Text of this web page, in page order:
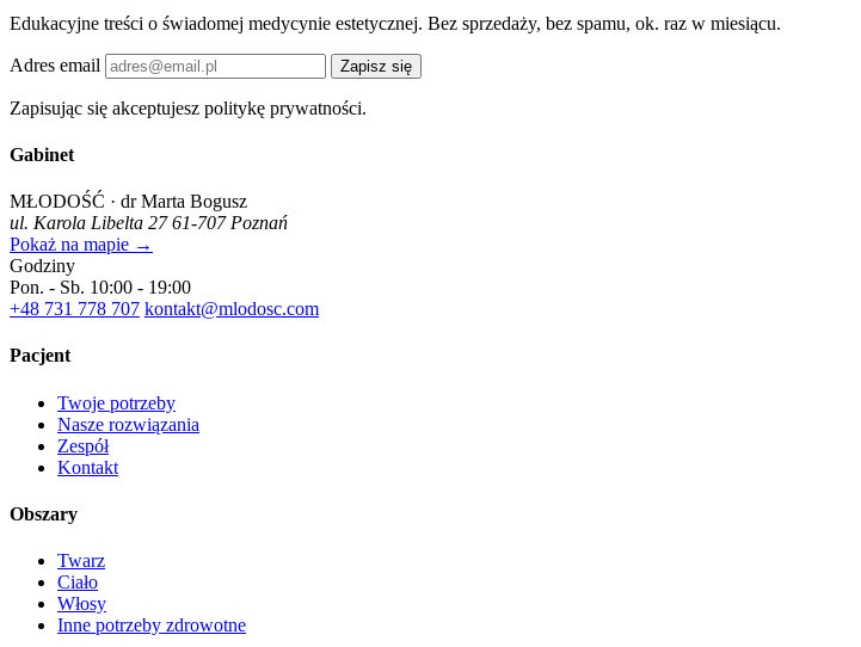
Edukacyjne treści o świadomej medycynie estetycznej. Bez sprzedaży, bez spamu, ok. raz w miesiącu.
Adres email Zapisz się
Zapisując się akceptujesz politykę prywatności.
Gabinet
MŁODOŚĆ · dr Marta Bogusz
ul. Karola Libelta 27 61-707 Poznań
Pokaż na mapie →
Godziny
Pon. - Sb. 10:00 - 19:00
+48 731 778 707 kontakt@mlodosc.com
Pacjent
Twoje potrzeby
Nasze rozwiązania
Zespół
Kontakt
Obszary
Twarz
Ciało
Włosy
Inne potrzeby zdrowotne